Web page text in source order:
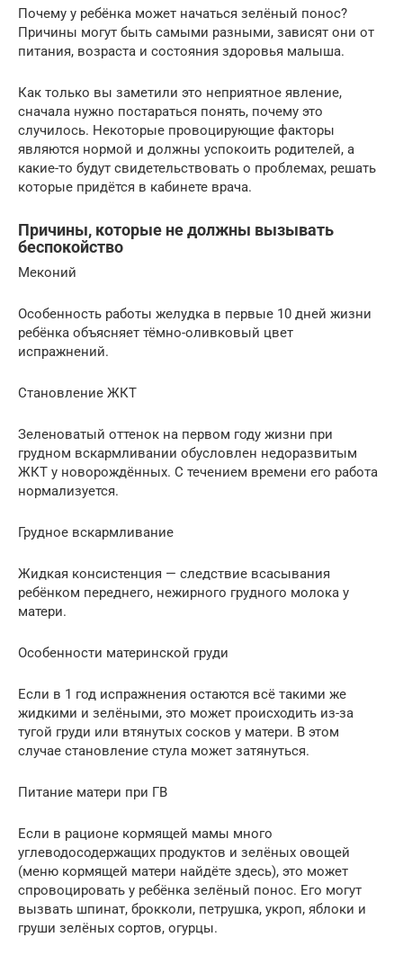
Почему у ребёнка может начаться зелёный понос?
Причины могут быть самыми разными, зависят они от
питания, возраста и состояния здоровья малыша.
Как только вы заметили это неприятное явление,
сначала нужно постараться понять, почему это
случилось. Некоторые провоцирующие факторы
являются нормой и должны успокоить родителей, а
какие-то будут свидетельствовать о проблемах, решать
которые придётся в кабинете врача.
Причины, которые не должны вызывать
беспокойство
Меконий
Особенность работы желудка в первые 10 дней жизни
ребёнка объясняет тёмно-оливковый цвет
испражнений.
Становление ЖКТ
Зеленоватый оттенок на первом году жизни при
грудном вскармливании обусловлен недоразвитым
ЖКТ у новорождённых. С течением времени его работа
нормализуется.
Грудное вскармливание
Жидкая консистенция — следствие всасывания
ребёнком переднего, нежирного грудного молока у
матери.
Особенности материнской груди
Если в 1 год испражнения остаются всё такими же
жидкими и зелёными, это может происходить из-за
тугой груди или втянутых сосков у матери. В этом
случае становление стула может затянуться.
Питание матери при ГВ
Если в рационе кормящей мамы много
углеводосодержащих продуктов и зелёных овощей
(меню кормящей матери найдёте здесь), это может
спровоцировать у ребёнка зелёный понос. Его могут
вызвать шпинат, брокколи, петрушка, укроп, яблоки и
груши зелёных сортов, огурцы.